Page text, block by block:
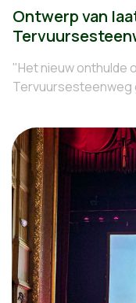
Ontwerp van
"Het nieuw onthulde
Tervuursesteenweg